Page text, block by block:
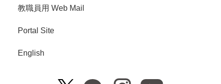
教職員用 Web Mail
Portal Site
English